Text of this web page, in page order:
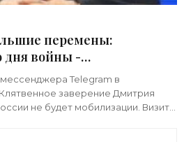
перемены:
дня войны -
Telegram в
заверение Дмитрия
не будет мобилизации. Визит